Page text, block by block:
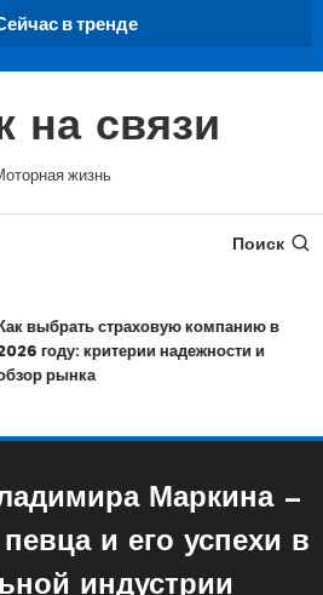
в тренде
на связи
жизнь
Поиск
выбрать страховую компанию в
году: критерии надежности и
рынка
Маркина —
и его успехи в
индустрии